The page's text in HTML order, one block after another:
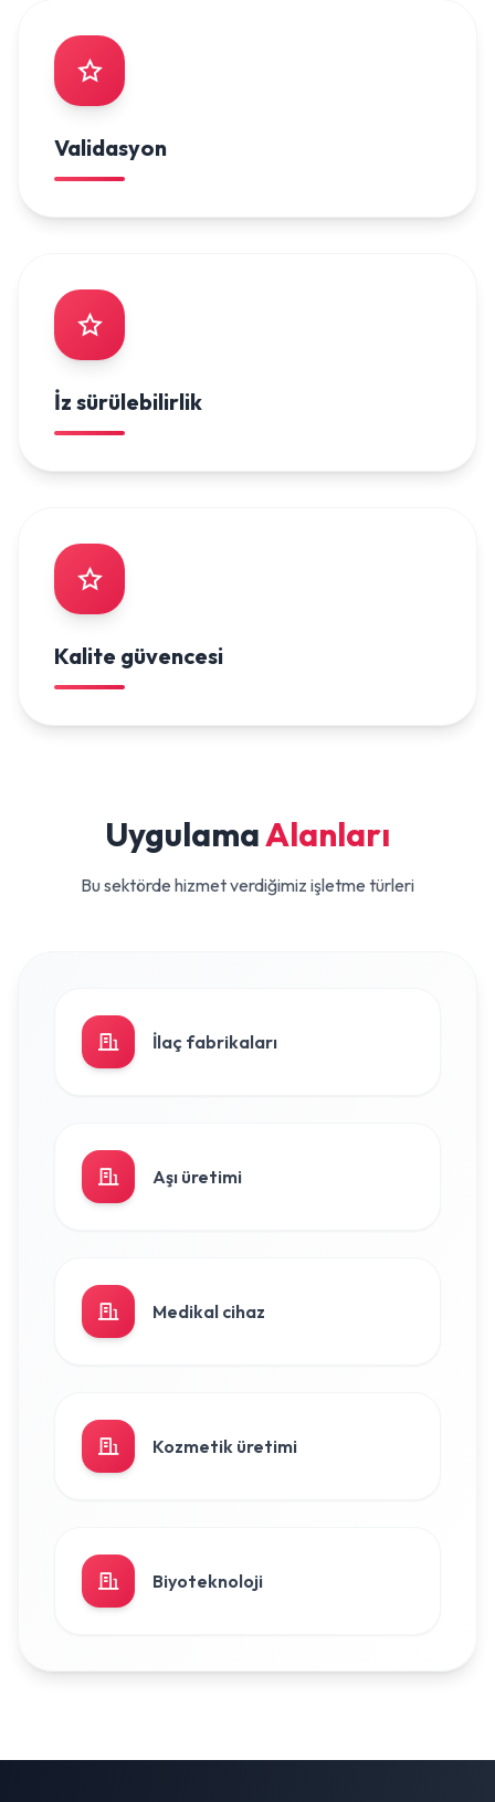
Validasyon
İz sürülebilirlik
Kalite güvencesi
UygulamaAlanları
Bu sektörde hizmet verdiğimiz işletme türleri
İlaç fabrikaları
Aşı üretimi
Medikal cihaz
Kozmetik üretimi
Biyoteknoloji